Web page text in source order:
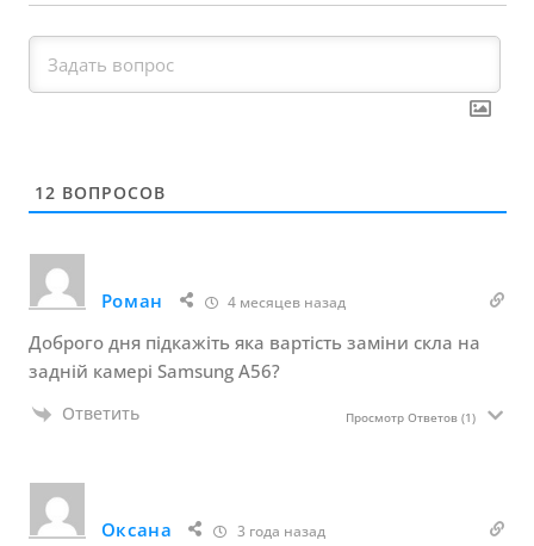
12 ВОПРОСОВ
Роман 4 месяцев назад
Доброго дня підкажіть яка вартість заміни скла на
задній камері Samsung A56?
Ответить Просмотр Ответов(1)
Оксана 3 года назад